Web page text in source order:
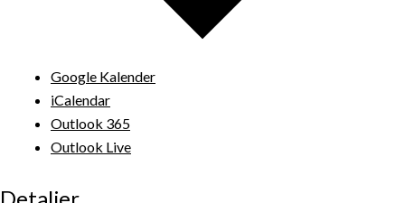
Google Kalender
iCalendar
Outlook 365
Outlook Live